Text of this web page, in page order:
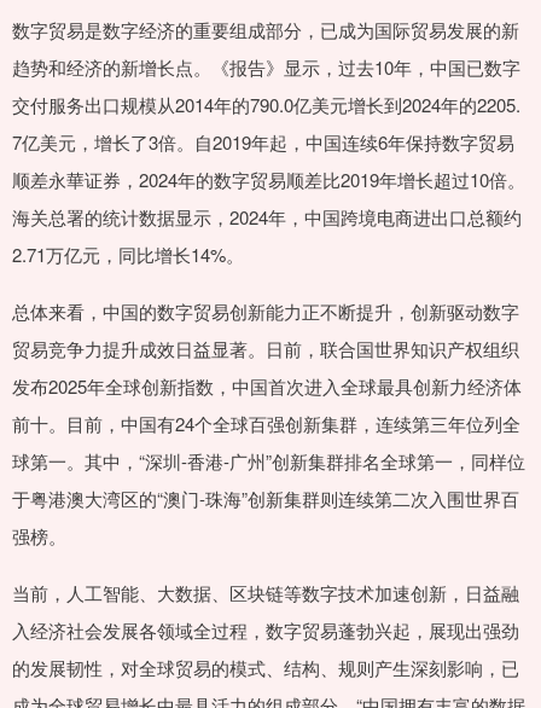
数字贸易是数字经济的重要组成部分，已成为国际贸易发展的新
趋势和经济的新增长点。《报告》显示，过去10年，中国已数字
交付服务出口规模从2014年的790.0亿美元增长到2024年的2205.
7亿美元，增长了3倍。自2019年起，中国连续6年保持数字贸易
顺差永華证券，2024年的数字贸易顺差比2019年增长超过10倍。
海关总署的统计数据显示，2024年，中国跨境电商进出口总额约
2.71万亿元，同比增长14%。
总体来看，中国的数字贸易创新能力正不断提升，创新驱动数字
贸易竞争力提升成效日益显著。日前，联合国世界知识产权组织
发布2025年全球创新指数，中国首次进入全球最具创新力经济体
前十。目前，中国有24个全球百强创新集群，连续第三年位列全
球第一。其中，“深圳-香港-广州”创新集群排名全球第一，同样位
于粤港澳大湾区的“澳门-珠海”创新集群则连续第二次入围世界百
强榜。
当前，人工智能、大数据、区块链等数字技术加速创新，日益融
入经济社会发展各领域全过程，数字贸易蓬勃兴起，展现出强劲
的发展韧性，对全球贸易的模式、结构、规则产生深刻影响，已